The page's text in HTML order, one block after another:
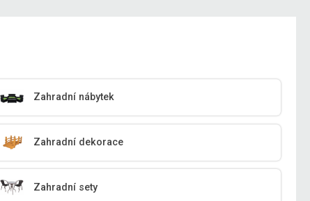
Zahradní nábytek
Zahradní dekorace
Zahradní sety